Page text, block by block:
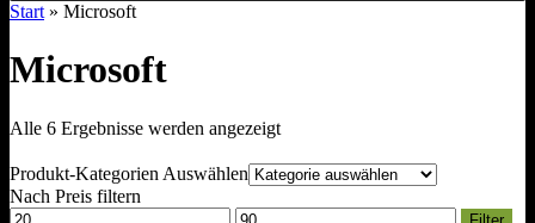
Start » Microsoft
Microsoft
Alle 6 Ergebnisse werden angezeigtNach
sortiert
Produkt-Kategorien Auswählen
Nach Preis filtern
Min.
Max.